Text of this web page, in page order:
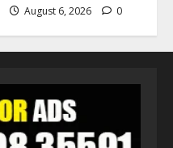
August 6, 2026 0